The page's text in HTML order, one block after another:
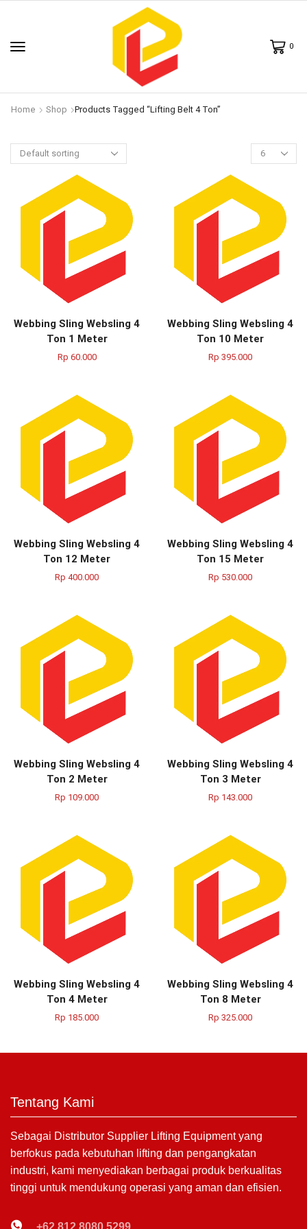
0
Home Shop Products Tagged “lifting Belt 4 Ton”
Webbing Sling Websling 4
Ton 1 Meter
Rp 60.000
Webbing Sling Websling 4
Ton 10 Meter
Rp 395.000
Webbing Sling Websling 4
Ton 12 Meter
Rp 400.000
Webbing Sling Websling 4
Ton 15 Meter
Rp 530.000
Webbing Sling Websling 4
Ton 2 Meter
Rp 109.000
Webbing Sling Websling 4
Ton 3 Meter
Rp 143.000
Webbing Sling Websling 4
Ton 4 Meter
Rp 185.000
Webbing Sling Websling 4
Ton 8 Meter
Rp 325.000
Tentang Kami
Sebagai Distributor Supplier Lifting Equipment yang
berfokus pada kebutuhan lifting dan pengangkatan
industri, kami menyediakan berbagai produk berkualitas
tinggi untuk mendukung operasi yang aman dan efisien.
+62 812 8080 5299